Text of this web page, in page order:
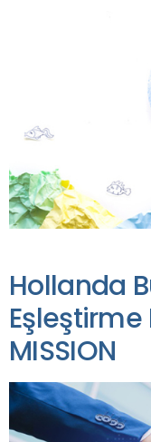
Hollanda
Eşleştirme
MISSION